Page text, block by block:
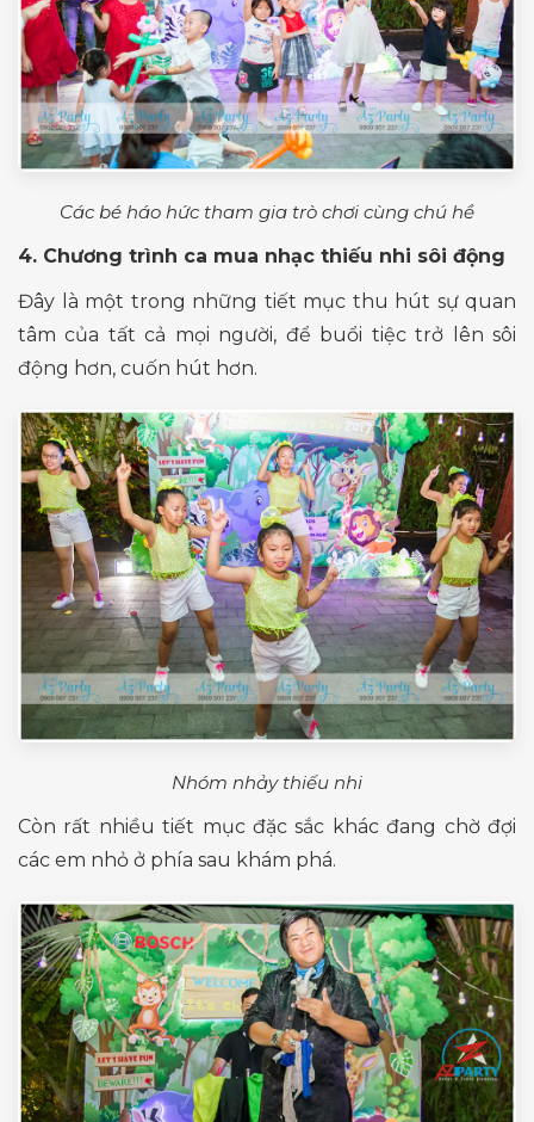
Các bé háo hức tham gia trò chơi cùng chú hề
4. Chương trình ca mua nhạc thiếu nhi sôi động
Đây là một trong những tiết mục thu hút sự quan
tâm của tất cả mọi người, để buổi tiệc trở lên sôi
động hơn, cuốn hút hơn.
Nhóm nhảy thiếu nhi
Còn rất nhiều tiết mục đặc sắc khác đang chờ đợi
các em nhỏ ở phía sau khám phá.